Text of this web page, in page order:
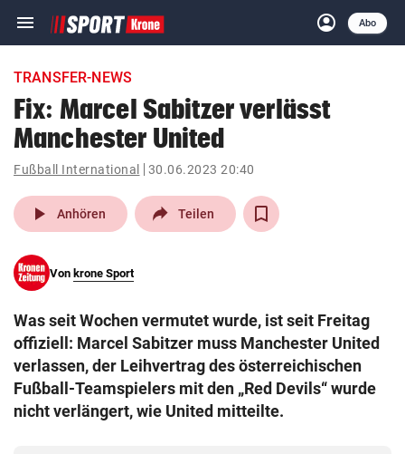
menu Navigation
ein-/ausklappen
account_circle
Anmelden
Abo
close Schließen
account_circle Anmelden
pin_drop
Wien arrow_right
search
eingeben
© Krone Multimedia GmbH & Co KG 2026
TRANSFER-NEWS
Fix: Marcel Sabitzer verlässt
Manchester United
Fußball International 30.06.2023 20:40
play_arrow Anhören Teilen
Von krone Sport
Was seit Wochen vermutet wurde, ist seit Freitag
offiziell: Marcel Sabitzer muss Manchester United
verlassen, der Leihvertrag des österreichischen
Fußball-Teamspielers mit den „Red Devils“ wurde
nicht verlängert, wie United mitteilte.